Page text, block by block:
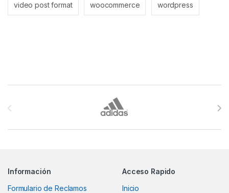
video post format woocommerce wordpress
Información
Formulario de Reclamos
Acceso Rapido
Inicio